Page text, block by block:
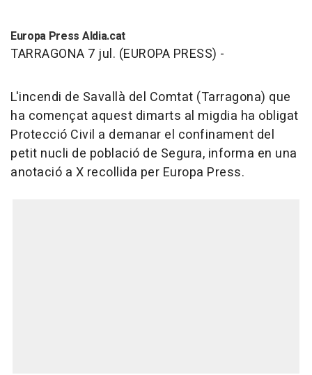
Europa Press Aldia.cat
TARRAGONA 7 jul. (EUROPA PRESS) -
L'incendi de Savallà del Comtat (Tarragona) que
ha començat aquest dimarts al migdia ha obligat
Protecció Civil a demanar el confinament del
petit nucli de població de Segura, informa en una
anotació a X recollida per Europa Press.